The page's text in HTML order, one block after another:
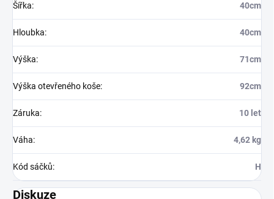
Šířka: 40cm
Hloubka: 40cm
Výška: 71cm
Výška otevřeného koše: 92cm
Záruka: 10 let
Váha: 4,62 kg
Kód sáčků: H
Diskuze